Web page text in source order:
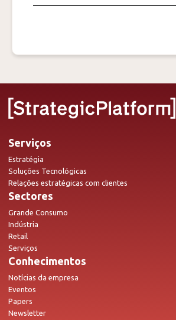
Serviços
Estratégia
Soluções Tecnológicas
Relações estratégicas com clientes
Sectores
Grande Consumo
Indústria
Retail
Serviços
Conhecimentos
Notícias da empresa
Eventos
Papers
Newsletter